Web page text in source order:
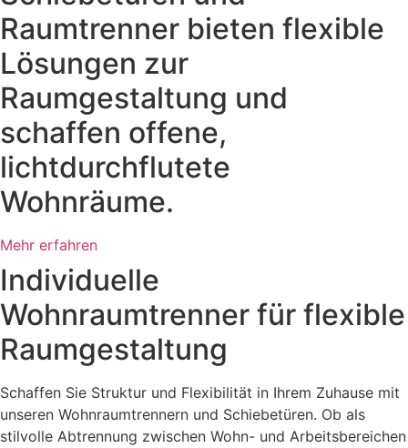
Raumtrenner bieten flexible
Lösungen zur
Raumgestaltung und
schaffen offene,
lichtdurchflutete
Wohnräume.
Mehr erfahren
Individuelle
Wohnraumtrenner für flexible
Raumgestaltung
Schaffen Sie Struktur und Flexibilität in Ihrem Zuhause mit
unseren Wohnraumtrennern und Schiebetüren. Ob als
stilvolle Abtrennung zwischen Wohn- und Arbeitsbereichen